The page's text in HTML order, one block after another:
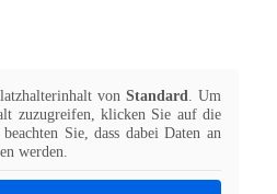
von Standard . Um
zuzugreifen, klicken Sie auf die
Sie, dass dabei Daten an
werden.